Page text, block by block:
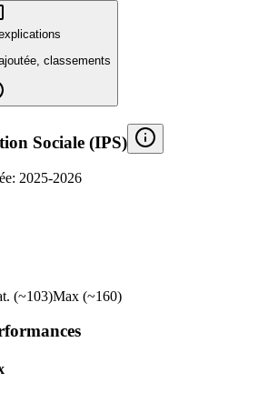
classements
Sociale (IPS)
2025-2026
(~103)Max (~160)